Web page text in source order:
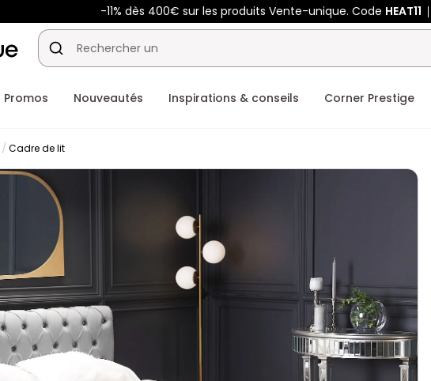
-11% dès 400€ sur les produits Vente-unique. Code HEAT11
Promos Nouveautés Inspirations & conseils Corner Prestige
Cadre de lit